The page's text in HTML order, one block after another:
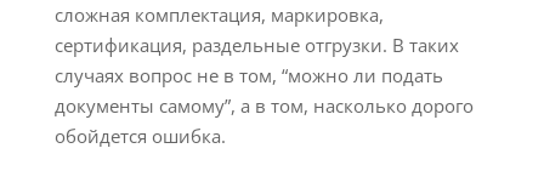
сложная комплектация, маркировка,
сертификация, раздельные отгрузки. В таких
случаях вопрос не в том, “можно ли подать
документы самому”, а в том, насколько дорого
обойдется ошибка.